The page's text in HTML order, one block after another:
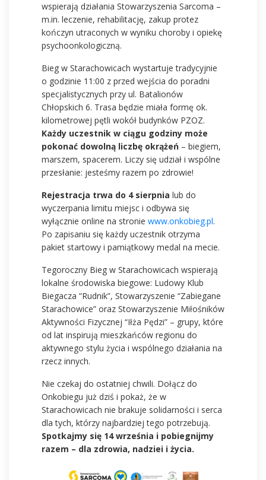
wspierają działania Stowarzyszenia Sarcoma –
m.in. leczenie, rehabilitację, zakup protez
kończyn utraconych w wyniku choroby i opiekę
psychoonkologiczną.
Bieg w Starachowicach wystartuje tradycyjnie
o godzinie 11:00 z przed wejścia do poradni
specjalistycznych przy ul. Batalionów
Chłopskich 6. Trasa będzie miała formę ok.
kilometrowej pętli wokół budynków PZOZ.
Każdy uczestnik w ciągu godziny może
pokonać dowolną liczbę okrążeń – biegiem,
marszem, spacerem. Liczy się udział i wspólne
przesłanie: jesteśmy razem po zdrowie!
Rejestracja trwa do 4 sierpnia lub do
wyczerpania limitu miejsc i odbywa się
wyłącznie online na stronie www.onkobieg.pl.
Po zapisaniu się każdy uczestnik otrzyma
pakiet startowy i pamiątkowy medal na mecie.
Tegoroczny Bieg w Starachowicach wspierają
lokalne środowiska biegowe: Ludowy Klub
Biegacza “Rudnik”, Stowarzyszenie “Zabiegane
Starachowice” oraz Stowarzyszenie Miłośników
Aktywności Fizycznej “Iłża Pędzi” – grupy, które
od lat inspirują mieszkańców regionu do
aktywnego stylu życia i wspólnego działania na
rzecz innych.
Nie czekaj do ostatniej chwili. Dołącz do
Onkobiegu już dziś i pokaż, że w
Starachowicach nie brakuje solidarności i serca
dla tych, którzy najbardziej tego potrzebują.
Spotkajmy się 14 września i pobiegnijmy
razem – dla zdrowia, nadziei i życia.